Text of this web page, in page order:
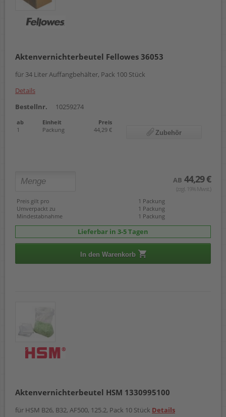
Aktenvernichterbeutel Fellowes 36053
für 34 Liter Auffangbehälter, Pack 100 Stück
Details
Bestellnr.
10259274
ab Einheit
Preis
1
Packung 44,29 € Zubehör
AB 44,29 €
(zzgl. 19% Mwst.)
Preis gilt pro
1 Packung
Umverpackt zu
1 Packung
Mindestabnahme
1 Packung
Lieferbar in 3-5 Tagen
In den Warenkorb
Aktenvernichterbeutel HSM 1330995100
für HSM B26, B32, AF500, 125.2, Pack 10 Stück Details